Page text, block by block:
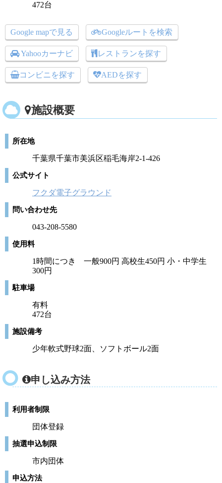
472台
Google mapで見る Googleルートを検索
Yahooカーナビ レストランを探す
コンビニを探す AEDを探す
施設概要
所在地
千葉県千葉市美浜区稲毛海岸2-1-426
公式サイト
フクダ電子グラウンド
問い合わせ先
043-208-5580
使用料
1時間につき 一般900円 高校生450円 小・中学生
300円
駐車場
有料
472台
施設備考
少年軟式野球2面、ソフトボール2面
申し込み方法
利用者制限
団体登録
抽選申込制限
市内団体
申込方法